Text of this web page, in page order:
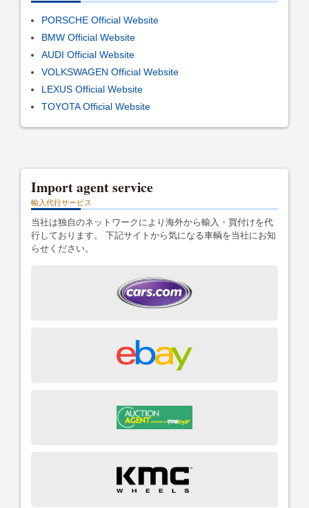
PORSCHE Official Website
BMW Official Website
AUDI Official Website
VOLKSWAGEN Official Website
LEXUS Official Website
TOYOTA Official Website
Import agent service
輸入代行サービス
当社は独自のネットワークにより海外から輸入・買付けを代
行しております。 下記サイトから気になる車輌を当社にお知
らせください。